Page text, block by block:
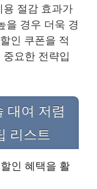
절감 효과가
을 경우 더욱 경
인 쿠폰을 적
요한 전략입
대여 저렴
리스트
인 혜택을 활